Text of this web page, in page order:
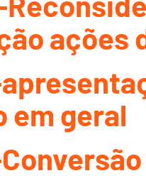
ações
em geral